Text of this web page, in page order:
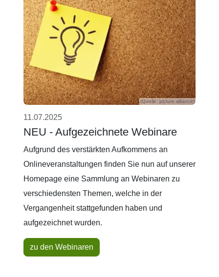
(Quelle: picture alliance)
11.07.2025
NEU - Aufgezeichnete Webinare
Aufgrund des verstärkten Aufkommens an
Onlineveranstaltungen finden Sie nun auf unserer
Homepage eine Sammlung an Webinaren zu
verschiedensten Themen, welche in der
Vergangenheit stattgefunden haben und
aufgezeichnet wurden.
zu den Webinaren